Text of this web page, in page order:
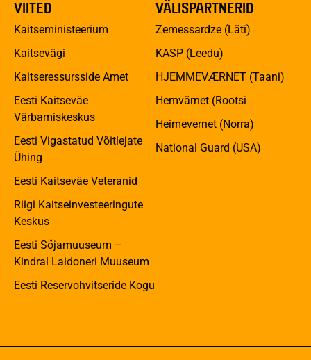
VIITED
Kaitseministeerium
Kaitsevägi
Kaitseressursside Amet
Eesti Kaitseväe
Värbamiskeskus
Eesti Vigastatud Võitlejate
Ühing
Eesti Kaitseväe Veteranid
Riigi Kaitseinvesteeringute
Keskus
Eesti Sõjamuuseum –
Kindral Laidoneri Muuseum
Eesti Reservohvitseride Kogu
VÄLISPARTNERID
Zemessardze (Läti)
KASP (Leedu)
HJEMMEVÆRNET (Taani)
Hemvärnet (Rootsi
Heimevernet (Norra)
National Guard (USA)